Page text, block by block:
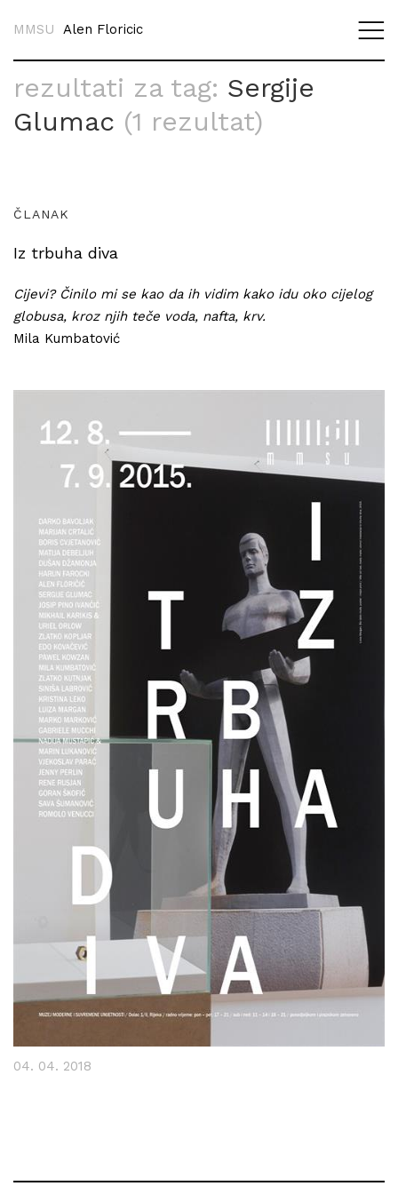
MMSU Alen Floricic
rezultati za tag: Sergije
Glumac (1 rezultat)
ČLANAK
Iz trbuha diva
Cijevi? Činilo mi se kao da ih vidim kako idu oko cijelog
globusa, kroz njih teče voda, nafta, krv.
Mila Kumbatović
04. 04. 2018